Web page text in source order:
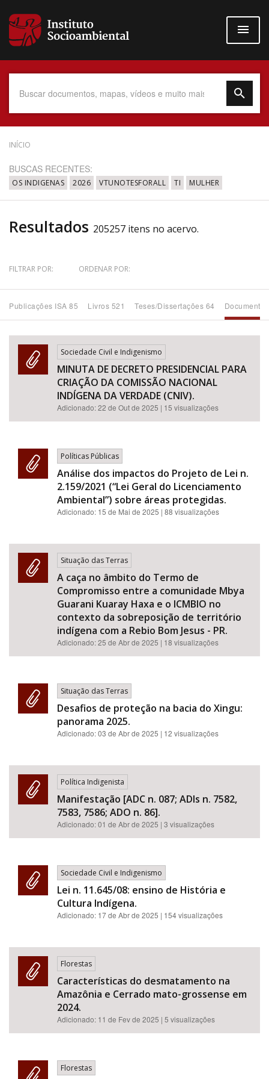
para
conteúdo
Data do Documento
Até
Povo Indígena
Subtema
Área de Levantamento
Área Protegida
BUSCAR
INÍCIO
BUSCAS RECENTES:
OS INDIGENAS 2026 VTUNOTESFORALL TI MULHER
Resultados 205257 itens no acervo.
FILTRAR POR: ORDENAR POR:
Publicações ISA 85 Livros 521 Teses/Dissertações 64
Sociedade Civil e Indigenismo
MINUTA DE DECRETO PRESIDENCIAL PARA
CRIAÇÃO DA COMISSÃO NACIONAL
INDÍGENA DA VERDADE (CNIV).
Adicionado:22 de Out de 2025 | 15 visualizações
Políticas Públicas
Análise dos impactos do Projeto de Lei n.
2.159/2021 (“Lei Geral do Licenciamento
Ambiental”) sobre áreas protegidas.
Adicionado: 15 de Mai de 2025 | 88 visualizações
Situação das Terras
A caça no âmbito do Termo de
Compromisso entre a comunidade Mbya
Guarani Kuaray Haxa e o ICMBIO no
contexto da sobreposição de território
indígena com a Rebio Bom Jesus - PR.
Adicionado:25 de Abr de 2025 | 18 visualizações
Situação das Terras
Desafios de proteção na bacia do Xingu:
panorama 2025.
Adicionado:03 de Abr de 2025 | 12 visualizações
Política Indigenista
Manifestação [ADC n. 087; ADIs n. 7582,
7583, 7586; ADO n. 86].
Adicionado:01 de Abr de 2025 | 3 visualizações
Sociedade Civil e Indigenismo
Lei n. 11.645/08: ensino de História e
Cultura Indígena.
Adicionado: 17 de Abr de 2025 | 154 visualizações
Florestas
Características do desmatamento na
Amazônia e Cerrado mato-grossense em
2024.
Adicionado: 11 de Fev de 2025 | 5 visualizações
Florestas